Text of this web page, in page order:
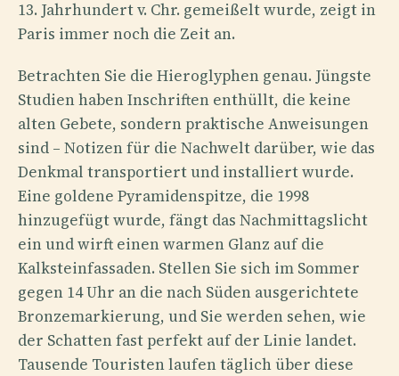
13. Jahrhundert v. Chr. gemeißelt wurde, zeigt in
Paris immer noch die Zeit an.
Betrachten Sie die Hieroglyphen genau. Jüngste
Studien haben Inschriften enthüllt, die keine
alten Gebete, sondern praktische Anweisungen
sind – Notizen für die Nachwelt darüber, wie das
Denkmal transportiert und installiert wurde.
Eine goldene Pyramidenspitze, die 1998
hinzugefügt wurde, fängt das Nachmittagslicht
ein und wirft einen warmen Glanz auf die
Kalksteinfassaden. Stellen Sie sich im Sommer
gegen 14 Uhr an die nach Süden ausgerichtete
Bronzemarkierung, und Sie werden sehen, wie
der Schatten fast perfekt auf der Linie landet.
Tausende Touristen laufen täglich über diese